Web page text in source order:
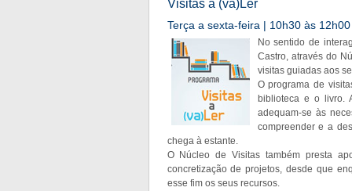
Visitas a (va)Ler
Terça a sexta-feira | 10h30 às
No sentido de
Castro, através do
visitas guiadas aos
O programa de
biblioteca e o livro.
adequam-se às
compreender e a
chega à estante.
O Núcleo de Visitas também presta
concretização de projetos, desde que
esse fim os seus recursos.